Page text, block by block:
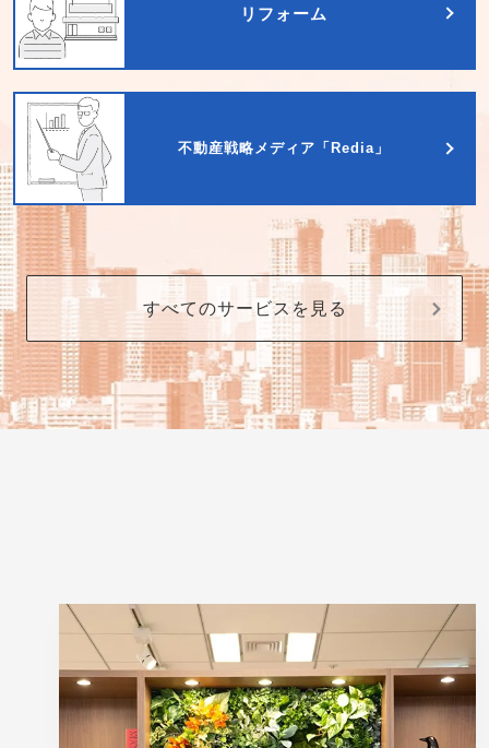
リフォーム
不動産戦略メディア「Redia」
すべてのサービスを見る